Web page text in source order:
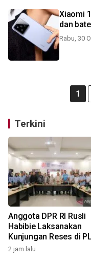
Xiaomi
dan
Rabu, 30
1
Terkini
Anggota DPR RI Rusli
Habibie Laksanakan
Kunjungan Reses di
Nusantara Power Unit
2 jam lalu